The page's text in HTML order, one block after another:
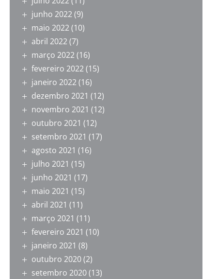
junho 2022(9)
maio 2022(10)
abril 2022(7)
março 2022(16)
fevereiro 2022(15)
janeiro 2022(16)
dezembro 2021 (12)
novembro 2021 (12)
outubro 2021 (12)
setembro 2021 (17)
agosto 2021 (16)
julho 2021 (15)
junho 2021 (17)
maio 2021 (15)
abril 2021 (11)
março 2021 (11)
fevereiro 2021 (10)
janeiro 2021 (8)
outubro 2020(2)
setembro 2020(13)